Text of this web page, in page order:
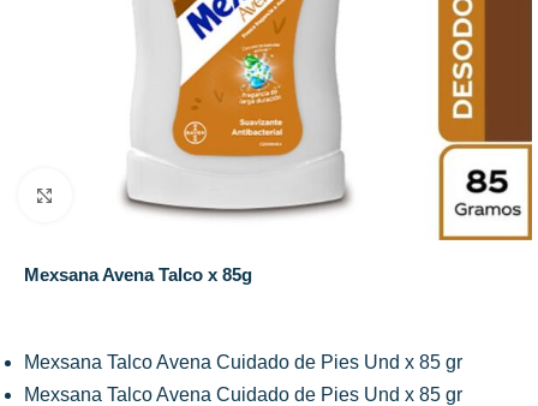
Click to enlarge
Mexsana Avena Talco x 85g
Mexsana Talco Avena Cuidado de Pies Und x 85 gr
Mexsana Talco Avena Cuidado de Pies Und x 85 gr